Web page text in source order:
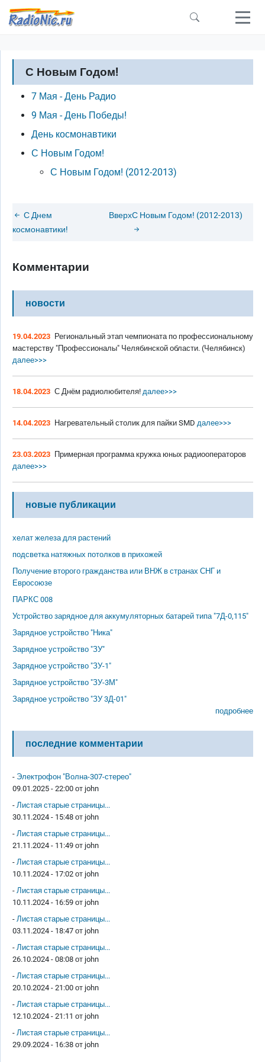
Перейти к основному содержанию
С Новым Годом!
7 Мая - День Радио
9 Мая - День Победы!
День космонавтики
С Новым Годом!
С Новым Годом! (2012-2013)
С Днем
космонавтики!
ВверхС Новым Годом! (2012-2013)
Комментарии
новости
19.04.2023 Региональный этап чемпионата по профессиональному
мастерству "Профессионалы" Челябинской области. (Челябинск)
далее>>>
18.04.2023 С Днём радиолюбителя! далее>>>
14.04.2023 Нагревательный столик для пайки SMD далее>>>
23.03.2023 Примерная программа кружка юных радиооператоров
далее>>>
новые публикации
хелат железа для растений
подсветка натяжных потолков в прихожей
Получение второго гражданства или ВНЖ в странах СНГ и
Евросоюзе
ПАРКС 008
Устройство зарядное для аккумуляторных батарей типа "7Д-0,115"
Зарядное устройство "Ника"
Зарядное устройство "ЗУ"
Зарядное устройство "ЗУ-1"
Зарядное устройство "ЗУ-3М"
Зарядное устройство "ЗУ 3Д-01"
подробнее
последние комментарии
- Электрофон "Волна-307-стерео"
09.01.2025 - 22:00 от john
- Листая старые страницы...
30.11.2024 - 15:48 от john
- Листая старые страницы...
21.11.2024 - 11:49 от john
- Листая старые страницы...
10.11.2024 - 17:02 от john
- Листая старые страницы...
10.11.2024 - 16:59 от john
- Листая старые страницы...
03.11.2024 - 18:47 от john
- Листая старые страницы...
26.10.2024 - 08:08 от john
- Листая старые страницы...
20.10.2024 - 21:00 от john
- Листая старые страницы...
12.10.2024 - 21:11 от john
- Листая старые страницы...
29.09.2024 - 16:38 от john